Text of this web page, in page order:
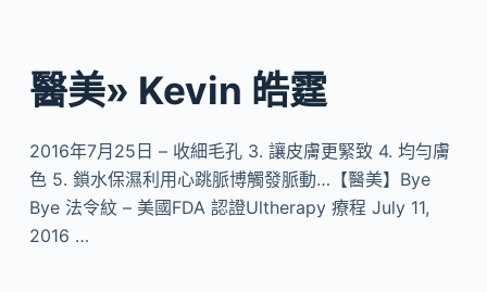
醫美» Kevin 皓霆
2016年7月25日 – 收細毛孔 3. 讓皮膚更緊致 4. 均勻膚
色 5. 鎖水保濕利用心跳脈博觸發脈動…【醫美】Bye
Bye 法令紋 – 美國FDA 認證Ultherapy 療程 July 11,
2016 …